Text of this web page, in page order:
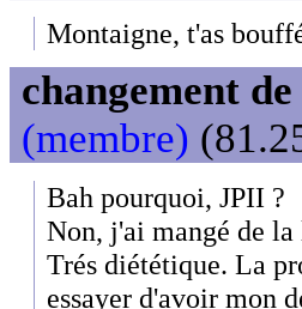
Montaigne, t'as
changement
(membre)
Bah pourquoi, JPII ?
Non, j'ai mangé de
Trés diététique. La
essayer d'avoir mon